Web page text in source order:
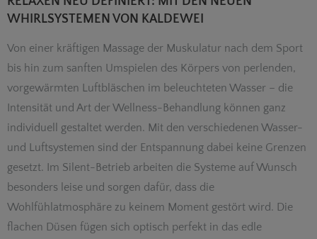
WHIRLSYSTEMEN VON KALDEWEI
Von einer kräftigen Massage der Muskulatur nach dem Sport
bis hin zum sanften Umspielen des Körpers von perlenden,
vorgewärmten Luftbläschen im beleuchteten Wasser – die
Intensität und Art der Wellness-Behandlung können ganz
individuell gestaltet werden. Mit den verschiedenen Wasser-
und Luftsystemen sind der Entspannung dabei keine Grenzen
gesetzt. Im Silent-Betrieb arbeiten die Systeme auf Wunsch
besonders leise und sorgen dafür, dass die
Wohlfühlatmosphäre zu keinem Moment gestört wird. Die
flachen Düsen fügen sich optisch perfekt in das edle